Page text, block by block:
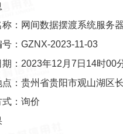
称：网间数据摆渡系统服务
号：GZNX-2023-11-03
期：2023年12月7日14时00
点：贵州省贵阳市观山湖区
式：询价